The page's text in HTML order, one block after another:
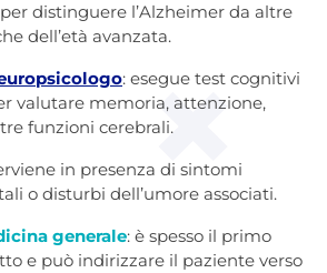
distinguere l’Alzheimer da altre
dell’età avanzata.
: esegue test cognitivi
valutare memoria, attenzione,
funzioni cerebrali.
in presenza di sintomi
o disturbi dell’umore associati.
generale: è spesso il primo
e può indirizzare il paziente verso